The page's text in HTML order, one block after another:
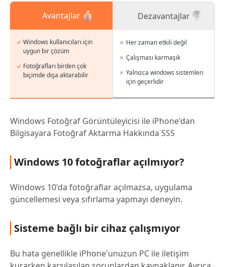
Avantajlar
Windows kullanıcıları için
uygun bir çözüm
Fotoğrafları birden çok
biçimde dışa aktarabilir
Dezavantajlar
Her zaman etkili değil
Çalışması karmaşık
Yalnızca windows sistemleri
için geçerlidir
Windows Fotoğraf Görüntüleyicisi ile iPhone'dan
Bilgisayara Fotoğraf Aktarma Hakkında SSS
Windows 10 fotoğraflar açılmıyor?
Windows 10'da fotoğraflar açılmazsa, uygulama
güncellemesi veya sıfırlama yapmayı deneyin.
Sisteme bağlı bir cihaz çalışmıyor
Bu hata genellikle iPhone'unuzun PC ile iletişim